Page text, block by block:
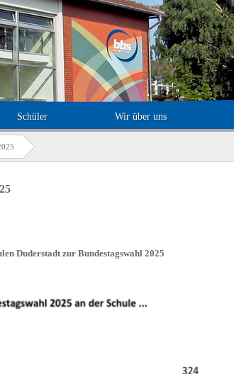
Schüler Wir über uns
Duderstadt zur Bundestagswahl 2025